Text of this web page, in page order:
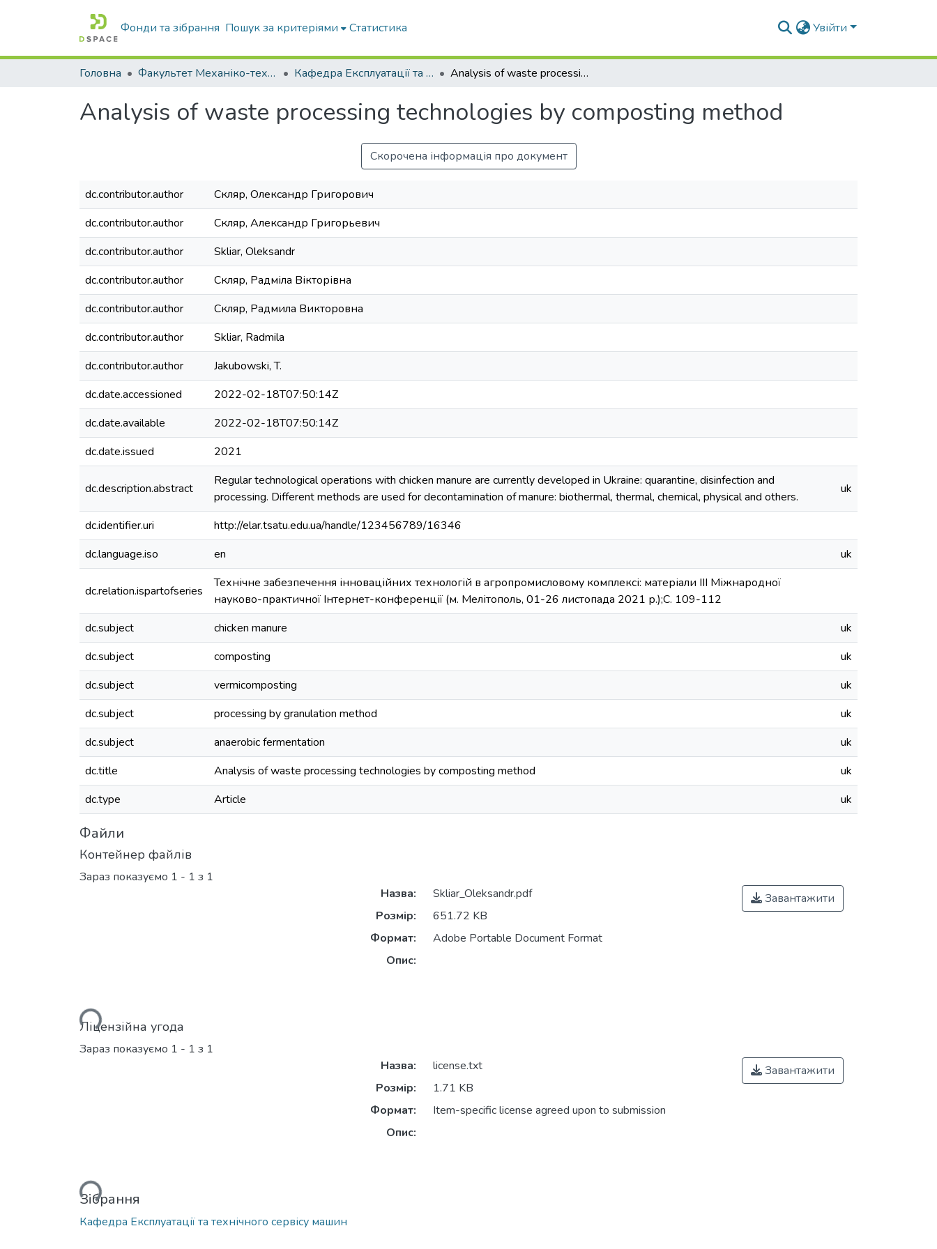
Фонди та зібрання Пошук за критеріями Статистика Увійти
Головна Факультет Механіко-технологічний Кафедра Експлуатації та технічного сервісу машин Analysis of waste processing technologies by composting method
Analysis of waste processing technologies by composting method
Скорочена інформація про документ
dc.contributor.author
Скляр, Олександр Григорович
dc.contributor.author
Скляр, Александр Григорьевич
dc.contributor.author
Skliar, Oleksandr
dc.contributor.author
Скляр, Радміла Вікторівна
dc.contributor.author
Скляр, Радмила Викторовна
dc.contributor.author
Skliar, Radmila
dc.contributor.author
Jakubowski, T.
dc.date.accessioned
2022-02-18T07:50:14Z
dc.date.available
2022-02-18T07:50:14Z
dc.date.issued
2021
dc.description.abstract
Regular technological operations with chicken manure are currently developed in Ukraine: quarantine, disinfection and
processing. Different methods are used for decontamination of manure: biothermal, thermal, chemical, physical and others.
uk
dc.identifier.uri
http://elar.tsatu.edu.ua/handle/123456789/16346
dc.language.iso
en uk
dc.relation.ispartofseries
Технічне забезпечення інноваційних технологій в агропромисловому комплексі: матеріали ІІІ Міжнародної
науково-практичної Інтернет-конференції (м. Мелітополь, 01-26 листопада 2021 р.);С. 109-112
dc.subject
chicken manure
uk
dc.subject
composting
uk
dc.subject
vermicomposting
uk
dc.subject
processing by granulation method
uk
dc.subject
anaerobic fermentation
uk
dc.title
Analysis of waste processing technologies by composting method
uk
dc.type
Article uk
Файли
Контейнер файлів
Зараз показуємо 1 - 1 з 1
Вантажиться...
Назва:
Skliar_Oleksandr.pdf
Розмір:
651.72 KB
Формат:
Adobe Portable Document Format
Опис:
Завантажити
Ліцензійна угода
Зараз показуємо 1 - 1 з 1
Вантажиться...
Назва:
license.txt
Розмір:
1.71 KB
Формат:
Item-specific license agreed upon to submission
Опис:
Завантажити
Зібрання
Кафедра Експлуатації та технічного сервісу машин